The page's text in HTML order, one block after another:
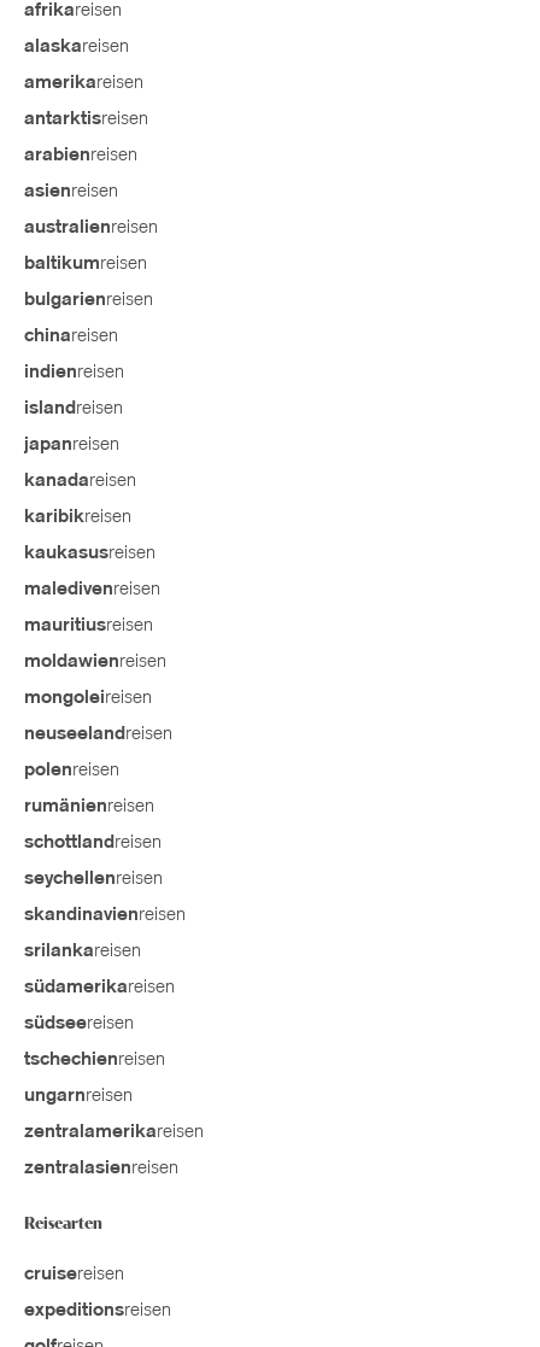
afrikareisen
alaskareisen
amerikareisen
antarktisreisen
arabienreisen
asienreisen
australienreisen
baltikumreisen
bulgarienreisen
chinareisen
indienreisen
island reisen
japanreisen
kanadareisen
karibikreisen
kaukasusreisen
maledivenreisen
mauritiusreisen
moldawienreisen
mongoleireisen
neuseeland reisen
polenreisen
rumänienreisen
schottland reisen
seychellenreisen
skandinavienreisen
srilankareisen
südamerikareisen
südseereisen
tschechienreisen
ungarnreisen
zentralamerikareisen
zentralasienreisen
Reisearten
cruisereisen
expeditionsreisen